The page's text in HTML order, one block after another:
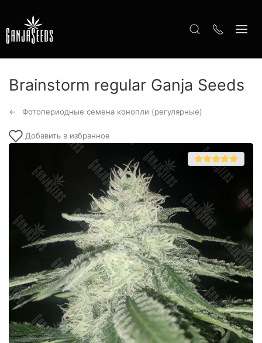
Brainstorm regular Ganja Seeds
Фотопериодные семена конопли (регулярные)
Добавить в избранное